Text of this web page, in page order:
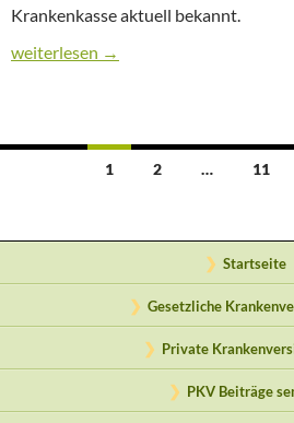
Krankenkasse aktuell bekannt.
Coronavirus: Krankschreibungen bei
weiterlesen →
1 2 … 11
Startseite
Gesetzliche
Private
PKV Beiträge